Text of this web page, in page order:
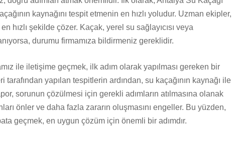
kaynağını tespit etmenin en hızlı yoludur. Uzman ekipler,
hızlı şekilde çözer. Kaçak, yerel su sağlayıcısı veya
durumu firmamıza bildirmeniz gereklidir.
ile iletişime geçmek, ilk adım olarak yapılması gereken bir
tarafından yapılan tespitlerin ardından, su kaçağının kaynağı ile
sorunun çözülmesi için gerekli adımların atılmasına olanak
önler ve daha fazla zararın oluşmasını engeller. Bu yüzden,
geçmek, en uygun çözüm için önemli bir adımdır.